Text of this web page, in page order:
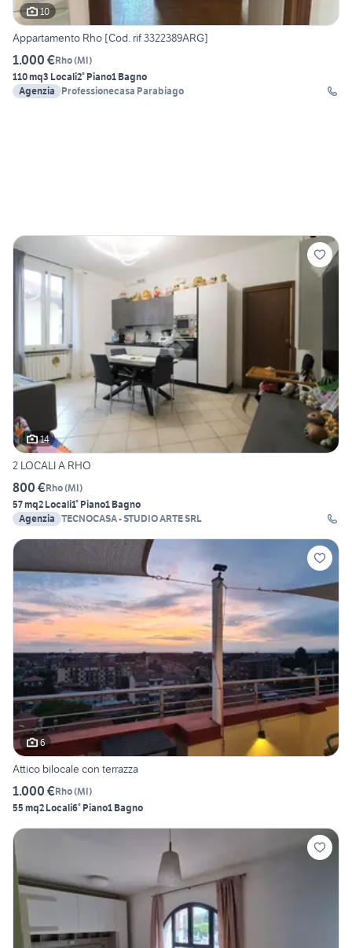
10
Appartamento Rho [Cod. rif 3322389ARG]
1.000 €Rho(MI)
110 mq3 Locali2° Piano1 Bagno
Agenzia
Professionecasa Parabiago
14
2 LOCALI A RHO
800 €Rho(MI)
57 mq2 Locali1° Piano1 Bagno
Agenzia
TECNOCASA - STUDIO ARTE SRL
6
Attico bilocale con terrazza
1.000 €Rho(MI)
55 mq2 Locali6° Piano1 Bagno